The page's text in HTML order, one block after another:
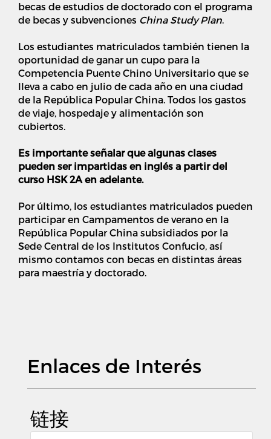
becas de estudios de doctorado con el programa
de becas y subvenciones China Study Plan.
Los estudiantes matriculados también tienen la
oportunidad de ganar un cupo para la
Competencia Puente Chino Universitario que se
lleva a cabo en julio de cada año en una ciudad
de la República Popular China. Todos los gastos
de viaje, hospedaje y alimentación son
cubiertos.
Es importante señalar que algunas clases
pueden ser impartidas en inglés a partir del
curso HSK 2A en adelante.
Por último, los estudiantes matriculados pueden
participar en Campamentos de verano en la
República Popular China subsidiados por la
Sede Central de los Institutos Confucio, así
mismo contamos con becas en distintas áreas
para maestría y doctorado.
Enlaces de Interés
链接